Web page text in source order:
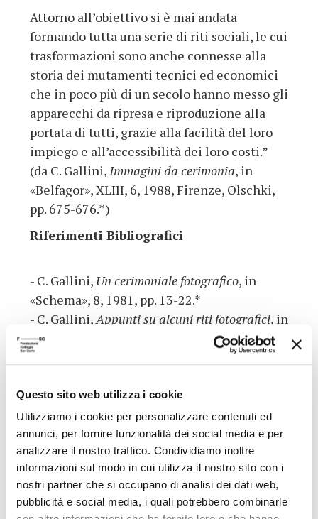
Questo sito web utilizza i cookie
Utilizziamo i cookie per personalizzare contenuti ed
annunci, per fornire funzionalità dei social media e per
analizzare il nostro traffico. Condividiamo inoltre
informazioni sul modo in cui utilizza il nostro sito con i
nostri partner che si occupano di analisi dei dati web,
pubblicità e social media, i quali potrebbero combinarle
Attorno all’obiettivo si è mai andata
formando tutta una serie di riti sociali, le cui
trasformazioni sono anche connesse alla
storia dei mutamenti tecnici ed economici
che in poco più di un secolo hanno messo gli
apparecchi da ripresa e riproduzione alla
portata di tutti, grazie alla facilità del loro
impiego e all’accessibilità dei loro costi.”
(da C. Gallini,Immagini da cerimonia, in
«Belfagor», XLIII, 6, 1988, Firenze, Olschki,
pp. 675-676.*)
Riferimenti Bibliografici
- C. Gallini, Un cerimoniale fotografico, in
«Schema», 8, 1981, pp. 13-22.*
- C. Gallini,Appunti su alcuni riti fotografici, in
«La ricerca folklorica», 7, 1983, pp. 145-149.*
- C. Gallini,
Photographische Riten: Popular
cura di),Volksfrommigkeit in Europa
München, Kaiser Verlag, 1986.
- M. Massenzio,Il problema della
destorificazione, in «La ricerca folklorica», 13,
1986, pp. 23-30.*
- W. Benjamin, L’opera d’arte nell’epoca della
sua riproducibilità tecnica , Torino, Einaudi,